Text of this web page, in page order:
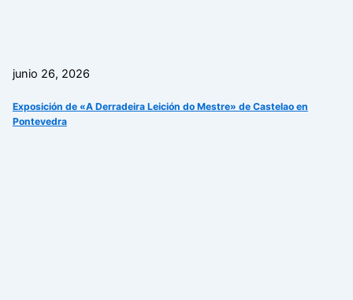
junio 26, 2026
Exposición de «A Derradeira Leición do Mestre» de Castelao en
Pontevedra